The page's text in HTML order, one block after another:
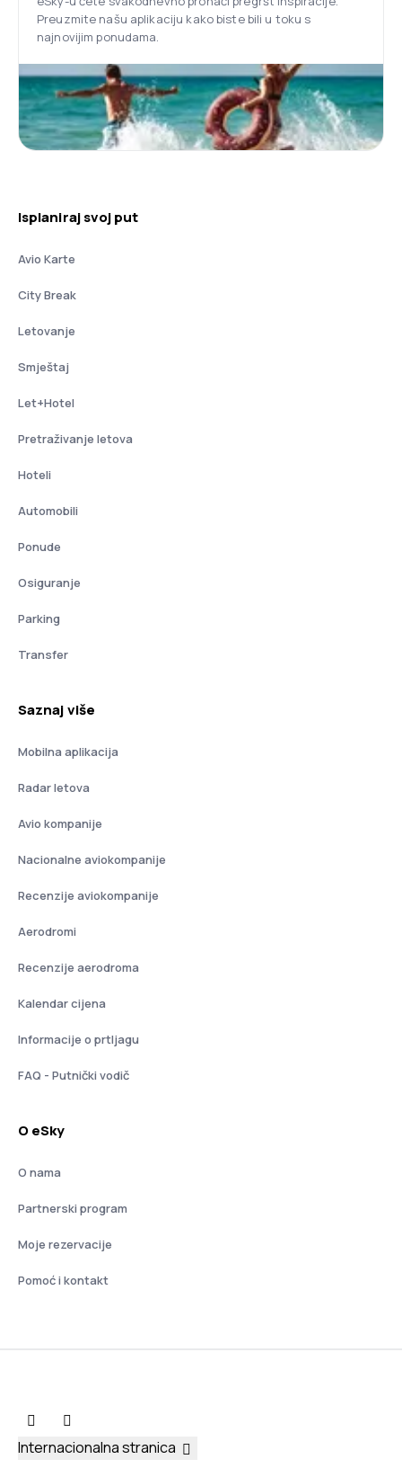
Preuzmite našu aplikaciju kako biste bili u toku s
najnovijim ponudama.
Isplaniraj svoj put
Avio Karte
City Break
Letovanje
Smještaj
Let+Hotel
Pretraživanje letova
Hoteli
Automobili
Ponude
Osiguranje
Parking
Transfer
Saznaj više
Mobilna aplikacija
Radar letova
Avio kompanije
Nacionalne aviokompanije
Recenzije aviokompanije
Aerodromi
Recenzije aerodroma
Kalendar cijena
Informacije o prtljagu
FAQ - Putnički vodič
O eSky
O nama
Partnerski program
Moje rezervacije
Pomoć i kontakt
Internacionalna stranica